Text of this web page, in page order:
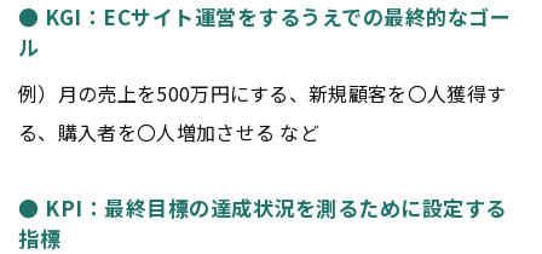
● KGI：ECサイト運営をするうえでの最終的なゴー
ル
例）月の売上を500万円にする、新規顧客を〇人獲得す
る、購入者を〇人増加させる など
● KPI：最終目標の達成状況を測るために設定する
指標